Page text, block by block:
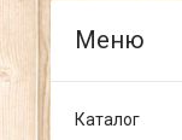
Каталог